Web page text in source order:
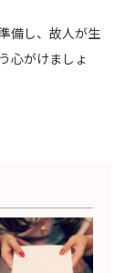
備し、故人が生
心がけましょ